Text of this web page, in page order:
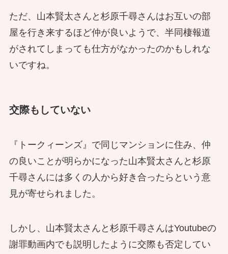
ただ、山本賢太さんと杉原千尋さんはお互いの部
屋を行き来するほど仲が良いようで、半同棲報道
がされてしまっても仕方がなかったのかもしれな
いですね。
交際もしていない
『トークィーンズ』で同じマンションに住み、仲
の良いことが明らかになった山本賢太さんと杉原
千尋さんには多くの人から好き合ったらという意
見が寄せられました。
しかし、山本賢太さんと杉原千尋さんはYoutubeの
謝罪動画内でも説明したように交際も否定してい